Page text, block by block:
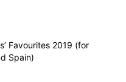
Favourites 2019 (for
Spain)